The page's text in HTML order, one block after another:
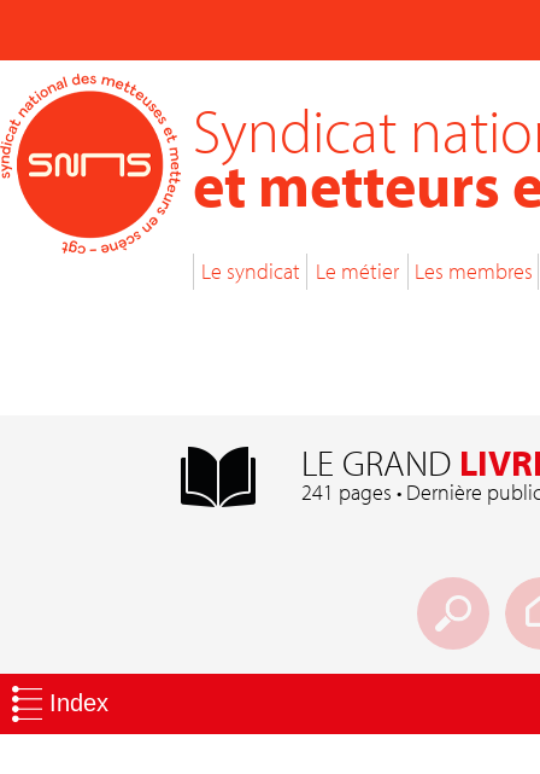
Syndicat
et metteurs
Le syndicat Le métier Les membres
LE GRAND
241 pages • Dernière
Index